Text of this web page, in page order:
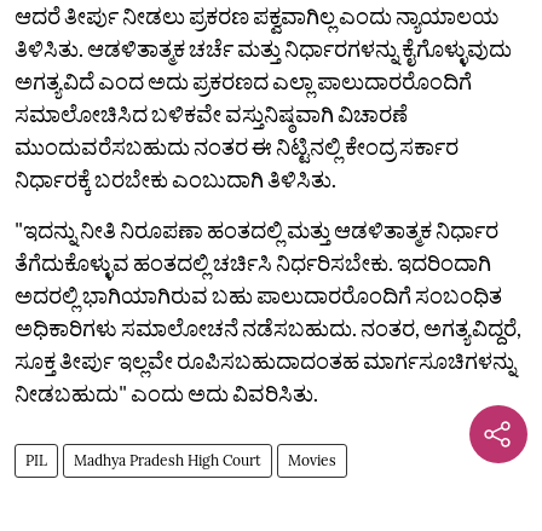
ಆದರೆ ತೀರ್ಪು ನೀಡಲು ಪ್ರಕರಣ ಪಕ್ವವಾಗಿಲ್ಲ ಎಂದು ನ್ಯಾಯಾಲಯ
ತಿಳಿಸಿತು. ಆಡಳಿತಾತ್ಮಕ ಚರ್ಚೆ ಮತ್ತು ನಿರ್ಧಾರಗಳನ್ನು ಕೈಗೊಳ್ಳುವುದು
ಅಗತ್ಯವಿದೆ ಎಂದ ಅದು ಪ್ರಕರಣದ ಎಲ್ಲಾ ಪಾಲುದಾರರೊಂದಿಗೆ
ಸಮಾಲೋಚಿಸಿದ ಬಳಿಕವೇ ವಸ್ತುನಿಷ್ಠವಾಗಿ ವಿಚಾರಣೆ
ಮುಂದುವರೆಸಬಹುದು ನಂತರ ಈ ನಿಟ್ಟಿನಲ್ಲಿ ಕೇಂದ್ರ ಸರ್ಕಾರ
ನಿರ್ಧಾರಕ್ಕೆ ಬರಬೇಕು ಎಂಬುದಾಗಿ ತಿಳಿಸಿತು.
"ಇದನ್ನು ನೀತಿ ನಿರೂಪಣಾ ಹಂತದಲ್ಲಿ ಮತ್ತು ಆಡಳಿತಾತ್ಮಕ ನಿರ್ಧಾರ
ತೆಗೆದುಕೊಳ್ಳುವ ಹಂತದಲ್ಲಿ ಚರ್ಚಿಸಿ ನಿರ್ಧರಿಸಬೇಕು. ಇದರಿಂದಾಗಿ
ಅದರಲ್ಲಿ ಭಾಗಿಯಾಗಿರುವ ಬಹು ಪಾಲುದಾರರೊಂದಿಗೆ ಸಂಬಂಧಿತ
ಅಧಿಕಾರಿಗಳು ಸಮಾಲೋಚನೆ ನಡೆಸಬಹುದು. ನಂತರ, ಅಗತ್ಯವಿದ್ದರೆ,
ಸೂಕ್ತ ತೀರ್ಪು ಇಲ್ಲವೇ ರೂಪಿಸಬಹುದಾದಂತಹ ಮಾರ್ಗಸೂಚಿಗಳನ್ನು
ನೀಡಬಹುದು" ಎಂದು ಅದು ವಿವರಿಸಿತು.
PIL Madhya Pradesh High Court Movies